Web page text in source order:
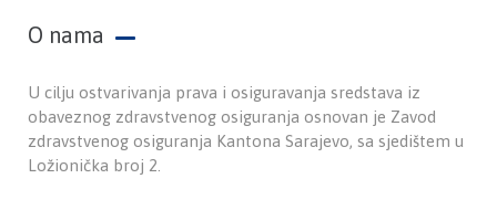
O nama
U cilju ostvarivanja prava i osiguravanja sredstava iz
obaveznog zdravstvenog osiguranja osnovan je Zavod
zdravstvenog osiguranja Kantona Sarajevo, sa sjedištem u
Ložionička broj 2.